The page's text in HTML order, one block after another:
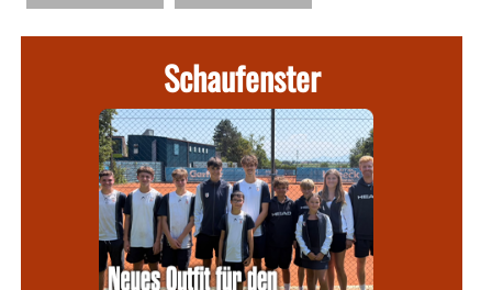
Schaufenster